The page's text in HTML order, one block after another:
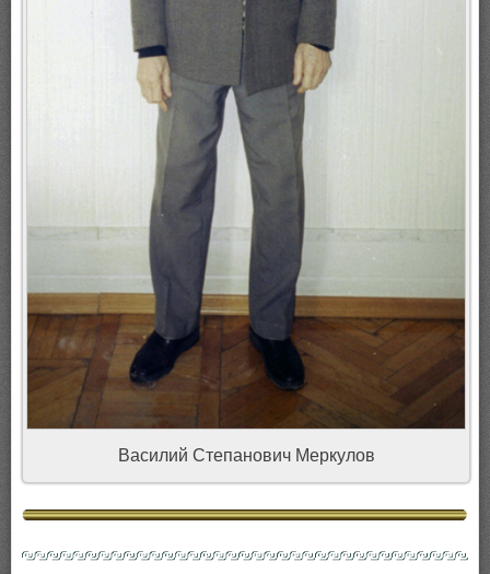
Василий Степанович Меркулов